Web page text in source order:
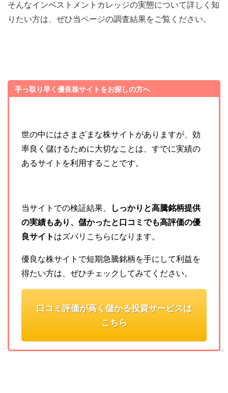
そんなインベストメントカレッジの実態について詳しく知
りたい方は、ぜひ当ページの調査結果をご覧ください。
手っ取り早く優良株サイトをお探しの方へ
世の中にはさまざまな株サイトがありますが、効
率良く儲けるために大切なことは、すでに実績の
あるサイトを利用することです。
当サイトでの検証結果、
しっかりと高騰銘柄提供
の実績もあり、儲かったと口コミでも高評価の優
良サイト はズバリこちらになります。
優良な株サイトで短期急騰銘柄を手にして利益を
得たい方は、ぜひチェックしてみてください。
口コミ評価が高く儲かる投資サービスは
こちら